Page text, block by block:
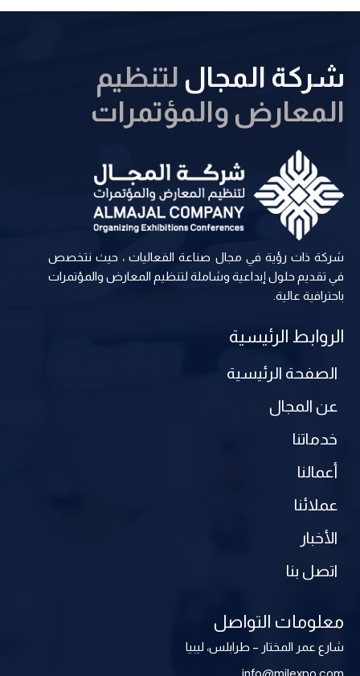
شركة المجال لتنظيم
المعارض والمؤتمرات
شركة ذات رؤية في مجال صناعة الفعاليات ، حيث نتخصص
في تقديم حلول إبداعية وشاملة لتنظيم المعارض والمؤتمرات
باحترافية عالية.
الروابط الرئيسية
الصفحة الرئيسية
عن المجال
خدماتنا
أعمالنا
عملائنا
الأخبار
اتصل بنا
معلومات التواصل
شارع عمر المختار – طرابلس، ليبيا